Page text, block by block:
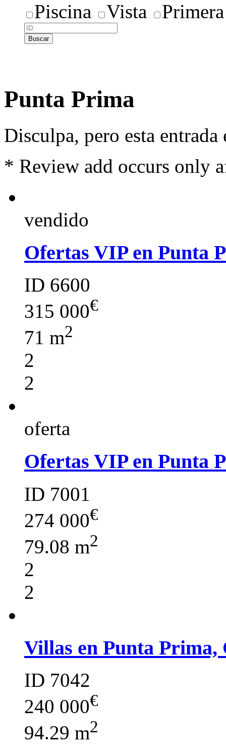
Piscina Vista
Buscar
Punta Prima
Disculpa, pero esta
* Review add occurs only
vendido
Ofertas VIP en Punta
ID 6600
315 000€
71 m2
2
2
oferta
Ofertas VIP en Punta
ID 7001
274 000€
79.08 m2
2
2
Villas en Punta Prima,
ID 7042
240 000€
94.29 m2